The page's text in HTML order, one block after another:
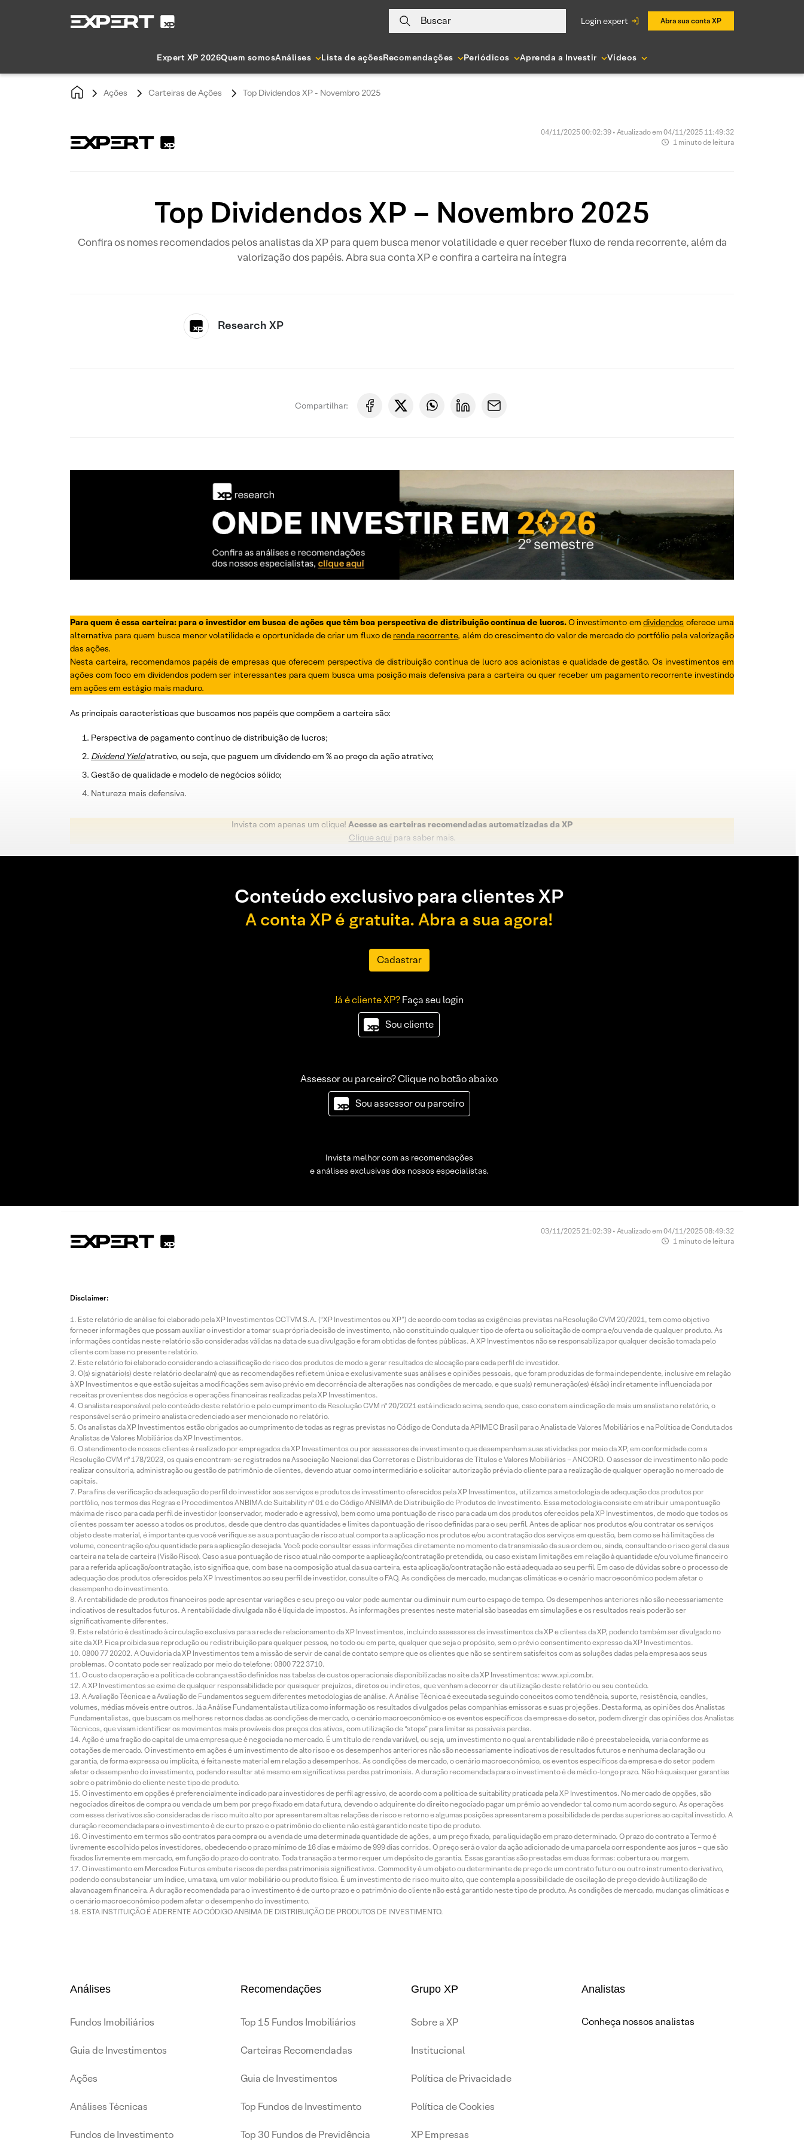
Buscar login expert Abra sua conta XP
Expert XP 2026Quem somosAnálises Lista de açõesRecomendações Periódicos Aprenda a Investir Vídeos
Ações Carteiras de Ações Top Dividendos XP - Novembro 2025
04/11/2025 00:02:39 • Atualizado em 04/11/2025 11:49:32
1 minuto de leitura
Top Dividendos XP – Novembro 2025
Confira os nomes recomendados pelos analistas da XP para quem busca menor volatilidade e quer receber fluxo de renda recorrente, além da
valorização dos papéis. Abra sua conta XP e confira a carteira na íntegra
Research XP
Compartilhar:
Para quem é essa carteira: para o investidor em busca de ações que têm boa perspectiva de distribuição contínua de lucros.O investimento emdividendos oferece uma
alternativa para quem busca menor volatilidade e oportunidade de criar um fluxo de renda recorrente, além do crescimento do valor de mercado do portfólio pela valorização
das ações.
Nesta carteira, recomendamos papéis de empresas que oferecem perspectiva de distribuição contínua de lucro aos acionistas e qualidade de gestão. Os investimentos em
ações com foco em dividendos podem ser interessantes para quem busca uma posição mais defensiva para a carteira ou quer receber um pagamento recorrente investindo
em ações em estágio mais maduro.
As principais características que buscamos nos papéis que compõem a carteira são:
Perspectiva de pagamento contínuo de distribuição de lucros;
Dividend Yieldatrativo, ou seja, que paguem um dividendo em % ao preço da ação atrativo;
Gestão de qualidade e modelo de negócios sólido;
Natureza mais defensiva.
Invista com apenas um clique! Acesse as carteiras recomendadas automatizadas da XP
Clique aqui para saber mais.
Conteúdo exclusivo para clientes XP
A conta XP é gratuita. Abra a sua agora!
Cadastrar
Já é cliente XP?Faça seu login
Sou cliente
Assessor ou parceiro? Clique no botão abaixo
Sou assessor ou parceiro
Invista melhor com as recomendações
e análises exclusivas dos nossos especialistas.
03/11/2025 21:02:39 • Atualizado em 04/11/2025 08:49:32
1 minuto de leitura
Disclaimer:
Este relatório de análise foi elaborado pela XP Investimentos CCTVM S.A. (“XP Investimentos ou XP”) de acordo com todas as exigências previstas na Resolução CVM 20/2021, tem como objetivo
fornecer informações que possam auxiliar o investidor a tomar sua própria decisão de investimento, não constituindo qualquer tipo de oferta ou solicitação de compra e/ou venda de qualquer produto. As
informações contidas neste relatório são consideradas válidas na data de sua divulgação e foram obtidas de fontes públicas. A XP Investimentos não se responsabiliza por qualquer decisão tomada pelo
cliente com base no presente relatório.
Este relatório foi elaborado considerando a classificação de risco dos produtos de modo a gerar resultados de alocação para cada perfil de investidor.
O(s) signatário(s) deste relatório declara(m) que as recomendações refletem única e exclusivamente suas análises e opiniões pessoais, que foram produzidas de forma independente, inclusive em relação
à XP Investimentos e que estão sujeitas a modificações sem aviso prévio em decorrência de alterações nas condições de mercado, e que sua(s) remuneração(es) é(são) indiretamente influenciada por
receitas provenientes dos negócios e operações financeiras realizadas pela XP Investimentos.
O analista responsável pelo conteúdo deste relatório e pelo cumprimento da Resolução CVM nº 20/2021 está indicado acima, sendo que, caso constem a indicação de mais um analista no relatório, o
responsável será o primeiro analista credenciado a ser mencionado no relatório.
Os analistas da XP Investimentos estão obrigados ao cumprimento de todas as regras previstas no Código de Conduta da APIMEC Brasil para o Analista de Valores Mobiliários e na Política de Conduta dos
Analistas de Valores Mobiliários da XP Investimentos.
O atendimento de nossos clientes é realizado por empregados da XP Investimentos ou por assessores de investimento que desempenham suas atividades por meio da XP, em conformidade com a
Resolução CVM nº 178/2023, os quais encontram-se registrados na Associação Nacional das Corretoras e Distribuidoras de Títulos e Valores Mobiliários – ANCORD. O assessor de investimento não pode
realizar consultoria, administração ou gestão de patrimônio de clientes, devendo atuar como intermediário e solicitar autorização prévia do cliente para a realização de qualquer operação no mercado de
capitais.
Para fins de verificação da adequação do perfil do investidor aos serviços e produtos de investimento oferecidos pela XP Investimentos, utilizamos a metodologia de adequação dos produtos por
portfólio, nos termos das Regras e Procedimentos ANBIMA de Suitability nº 01 e do Código ANBIMA de Distribuição de Produtos de Investimento. Essa metodologia consiste em atribuir uma pontuação
máxima de risco para cada perfil de investidor (conservador, moderado e agressivo), bem como uma pontuação de risco para cada um dos produtos oferecidos pela XP Investimentos, de modo que todos os
clientes possam ter acesso a todos os produtos, desde que dentro das quantidades e limites da pontuação de risco definidas para o seu perfil. Antes de aplicar nos produtos e/ou contratar os serviços
objeto deste material, é importante que você verifique se a sua pontuação de risco atual comporta a aplicação nos produtos e/ou a contratação dos serviços em questão, bem como se há limitações de
volume, concentração e/ou quantidade para a aplicação desejada. Você pode consultar essas informações diretamente no momento da transmissão da sua ordem ou, ainda, consultando o risco geral da sua
carteira na tela de carteira (Visão Risco). Caso a sua pontuação de risco atual não comporte a aplicação/contratação pretendida, ou caso existam limitações em relação à quantidade e/ou volume financeiro
para a referida aplicação/contratação, isto significa que, com base na composição atual da sua carteira, esta aplicação/contratação não está adequada ao seu perfil. Em caso de dúvidas sobre o processo de
adequação dos produtos oferecidos pela XP Investimentos ao seu perfil de investidor, consulte o FAQ. As condições de mercado, mudanças climáticas e o cenário macroeconômico podem afetar o
desempenho do investimento.
A rentabilidade de produtos financeiros pode apresentar variações e seu preço ou valor pode aumentar ou diminuir num curto espaço de tempo. Os desempenhos anteriores não são necessariamente
indicativos de resultados futuros. A rentabilidade divulgada não é líquida de impostos. As informações presentes neste material são baseadas em simulações e os resultados reais poderão ser
significativamente diferentes.
Este relatório é destinado à circulação exclusiva para a rede de relacionamento da XP Investimentos, incluindo assessores de investimentos da XP e clientes da XP, podendo também ser divulgado no
site da XP. Fica proibida sua reprodução ou redistribuição para qualquer pessoa, no todo ou em parte, qualquer que seja o propósito, sem o prévio consentimento expresso da XP Investimentos.
0800 77 20202. A Ouvidoria da XP Investimentos tem a missão de servir de canal de contato sempre que os clientes que não se sentirem satisfeitos com as soluções dadas pela empresa aos seus
problemas. O contato pode ser realizado por meio do telefone: 0800 722 3710.
O custo da operação e a política de cobrança estão definidos nas tabelas de custos operacionais disponibilizadas no site da XP Investimentos: www.xpi.com.br.
A XP Investimentos se exime de qualquer responsabilidade por quaisquer prejuízos, diretos ou indiretos, que venham a decorrer da utilização deste relatório ou seu conteúdo.
A Avaliação Técnica e a Avaliação de Fundamentos seguem diferentes metodologias de análise. A Análise Técnica é executada seguindo conceitos como tendência, suporte, resistência, candles,
volumes, médias móveis entre outros. Já a Análise Fundamentalista utiliza como informação os resultados divulgados pelas companhias emissoras e suas projeções. Desta forma, as opiniões dos Analistas
Fundamentalistas, que buscam os melhores retornos dadas as condições de mercado, o cenário macroeconômico e os eventos específicos da empresa e do setor, podem divergir das opiniões dos Analistas
Técnicos, que visam identificar os movimentos mais prováveis dos preços dos ativos, com utilização de “stops” para limitar as possíveis perdas.
Ação é uma fração do capital de uma empresa que é negociada no mercado. É um título de renda variável, ou seja, um investimento no qual a rentabilidade não é preestabelecida, varia conforme as
cotações de mercado. O investimento em ações é um investimento de alto risco e os desempenhos anteriores não são necessariamente indicativos de resultados futuros e nenhuma declaração ou
garantia, de forma expressa ou implícita, é feita neste material em relação a desempenhos. As condições de mercado, o cenário macroeconômico, os eventos específicos da empresa e do setor podem
afetar o desempenho do investimento, podendo resultar até mesmo em significativas perdas patrimoniais. A duração recomendada para o investimento é de médio-longo prazo. Não há quaisquer garantias
sobre o patrimônio do cliente neste tipo de produto.
O investimento em opções é preferencialmente indicado para investidores de perfil agressivo, de acordo com a política de suitability praticada pela XP Investimentos. No mercado de opções, são
negociados direitos de compra ou venda de um bem por preço fixado em data futura, devendo o adquirente do direito negociado pagar um prêmio ao vendedor tal como num acordo seguro. As operações
com esses derivativos são consideradas de risco muito alto por apresentarem altas relações de risco e retorno e algumas posições apresentarem a possibilidade de perdas superiores ao capital investido. A
duração recomendada para o investimento é de curto prazo e o patrimônio do cliente não está garantido neste tipo de produto.
O investimento em termos são contratos para compra ou a venda de uma determinada quantidade de ações, a um preço fixado, para liquidação em prazo determinado. O prazo do contrato a Termo é
livremente escolhido pelos investidores, obedecendo o prazo mínimo de 16 dias e máximo de 999 dias corridos. O preço será o valor da ação adicionado de uma parcela correspondente aos juros – que são
fixados livremente em mercado, em função do prazo do contrato. Toda transação a termo requer um depósito de garantia. Essas garantias são prestadas em duas formas: cobertura ou margem.
O investimento em Mercados Futuros embute riscos de perdas patrimoniais significativos. Commodity é um objeto ou determinante de preço de um contrato futuro ou outro instrumento derivativo,
podendo consubstanciar um índice, uma taxa, um valor mobiliário ou produto físico. É um investimento de risco muito alto, que contempla a possibilidade de oscilação de preço devido à utilização de
alavancagem financeira. A duração recomendada para o investimento é de curto prazo e o patrimônio do cliente não está garantido neste tipo de produto. As condições de mercado, mudanças climáticas e
o cenário macroeconômico podem afetar o desempenho do investimento.
ESTA INSTITUIÇÃO É ADERENTE AO CÓDIGO ANBIMA DE DISTRIBUIÇÃO DE PRODUTOS DE INVESTIMENTO.
Análises
Fundos Imobiliários
Guia de Investimentos
Ações
Análises Técnicas
Fundos de Investimento
Recomendações
Top 15 Fundos Imobiliários
Carteiras Recomendadas
Guia de Investimentos
Top Fundos de Investimento
Top 30 Fundos de Previdência
Grupo XP
Sobre a XP
Institucional
Política de Privacidade
Política de Cookies
XP Empresas
Analistas
Conheça nossos analistas